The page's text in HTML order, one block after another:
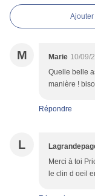
M Marie 10/09/
Quelle belle
manière !
Répondre
L
Merci à toi
le clin d oeil